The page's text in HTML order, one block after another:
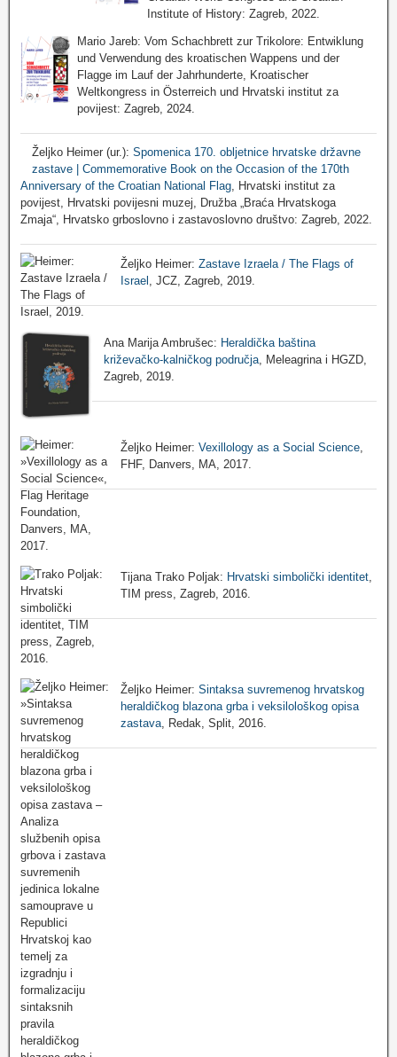
Institute of History: Zagreb, 2022.
Mario Jareb: Vom Schachbrett zur Trikolore: Entwiklung
und Verwendung des kroatischen Wappens und der
Flagge im Lauf der Jahrhunderte, Kroatischer
Weltkongress in Österreich und Hrvatski institut za
povijest: Zagreb, 2024.
Željko Heimer (ur.): Spomenica 170. obljetnice hrvatske državne
zastave | Commemorative Book on the Occasion of the 170th
Anniversary of the Croatian National Flag, Hrvatski institut za
povijest, Hrvatski povijesni muzej, Družba „Braća Hrvatskoga
Zmaja“, Hrvatsko grboslovno i zastavoslovno društvo: Zagreb, 2022.
Željko Heimer: Zastave Izraela / The Flags of
Israel
, JCZ, Zagreb, 2019.
Ana Marija Ambrušec: Heraldička baština
križevačko-kalničkog područja, Meleagrina i HGZD,
Zagreb, 2019.
Željko Heimer: Vexillology as a Social Science
FHF, Danvers, MA, 2017.
Tijana Trako Poljak: Hrvatski simbolički identitet
TIM press, Zagreb, 2016.
Željko Heimer: Sintaksa suvremenog hrvatskog
heraldičkog blazona grba i veksilološkog opisa
zastava , Redak, Split, 2016.